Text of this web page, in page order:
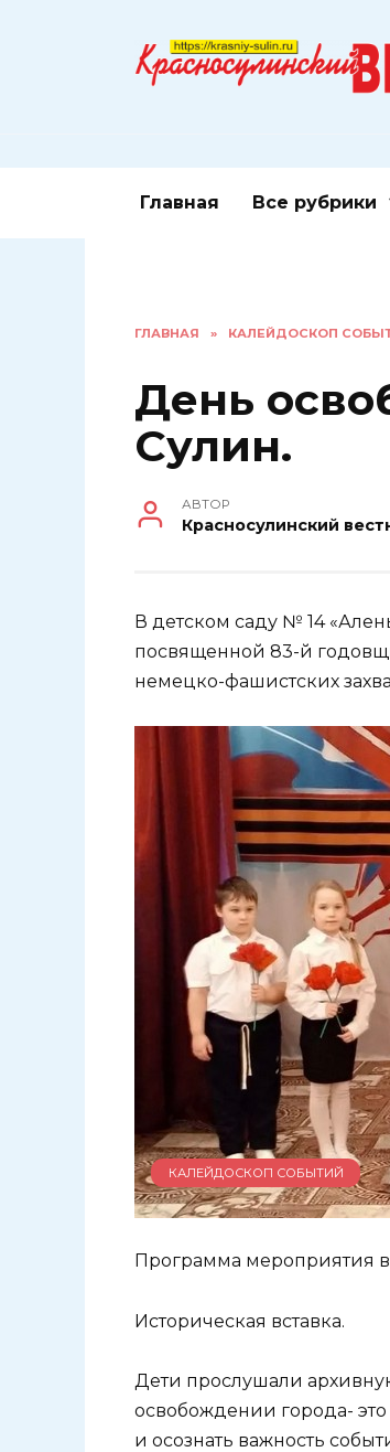
Главная Все рубрики
ГЛАВНАЯ » КАЛЕЙДОСКОП
День
Сулин.
АВТОР
Красносулинский
В детском саду № 14
посвященной 83-й
немецко-фашистских
КАЛЕЙДОСКОП СОБЫТИЙ
Программа мероприятия
Историческая вставка.
Дети прослушали
освобождении города- это
и осознать важность